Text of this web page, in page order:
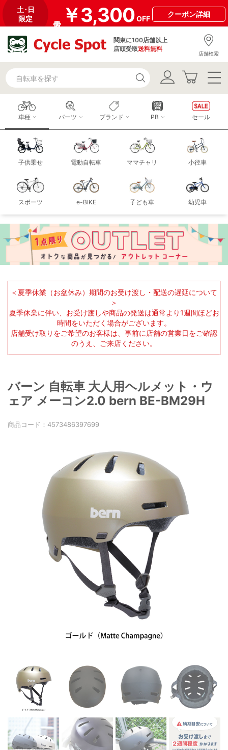
土･日
限定
￥3,300OFF
クーポン詳細
関東に100店舗以上
店頭受取送料無料
店舗検索
車種
子供乗せ 電動自転車 ママチャリ 小径車
スポーツ e-BIKE 子ども車 幼児車
パーツ ブランド PB セール
＜夏季休業（お盆休み）期間のお受け渡し・配送の遅延について
＞
夏季休業に伴い、お受け渡しや商品の発送は通常より1週間ほどお
時間をいただく場合がございます。
店舗受け取りをご希望のお客様は、事前に店舗の営業日をご確認
のうえ、ご来店ください。
バーン 自転車 大人用ヘルメット・ウ
ェア メーコン2.0 bern BE-BM29H
商品コード： 4573486397699